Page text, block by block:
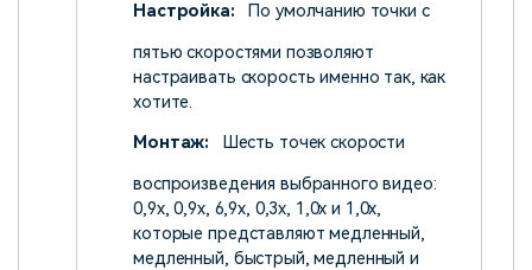
Настройка:
По умолчанию точки с
пятью скоростями позволяют
настраивать скорость именно так, как
хотите.
Монтаж:
Шесть точек скорости
воспроизведения выбранного видео:
0,9x, 0,9x, 6,9x, 0,3x, 1,0x и 1,0x,
которые представляют медленный,
медленный, быстрый, медленный и